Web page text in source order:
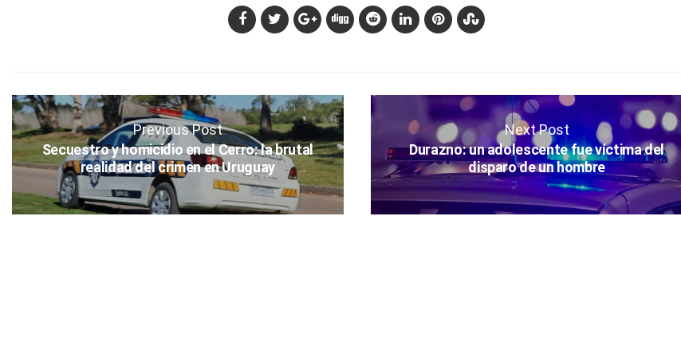
Previous Post
Secuestro y homicidio en el Cerro: la brutal
realidad del crimen en Uruguay
Next Post
Durazno: un adolescente fue víctima del
disparo de un hombre